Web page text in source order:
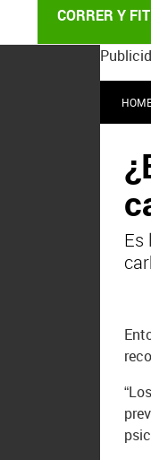
CORRER Y
Es